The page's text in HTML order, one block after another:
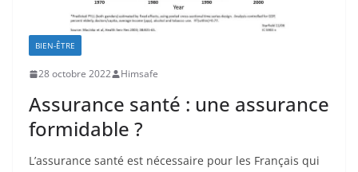
BIEN-ÊTRE
28 octobre 2022 Himsafe
Assurance santé : une assurance
formidable ?
L’assurance santé est nécessaire pour les Français qui